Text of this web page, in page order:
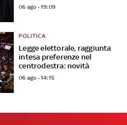
06 ago - 19:09
Legge elettorale, raggiunta
intesa preferenze nel
centrodestra: novità
POLITICA
06 ago - 14:15